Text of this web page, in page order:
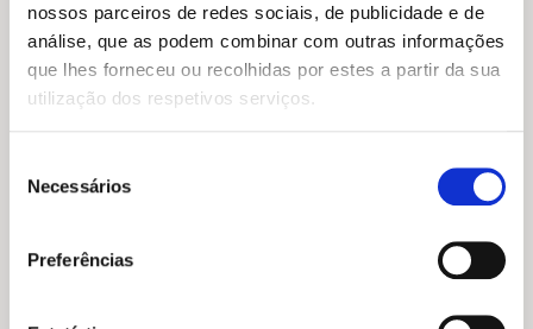
nossos parceiros de redes sociais, de publicidade e de
análise, que as podem combinar com outras informações
que lhes forneceu ou recolhidas por estes a partir da sua
utilização dos respetivos serviços.
Necessários
Preferências
23,95€O
preço
original
era:
21,56€O
preço
atual
é:
Sombras Imortais (Edição
Limitada)
Tigest Girma
25,45€ O
preço
original
22,91€O
preço
atual
Silvercloak: Segredos de
Sangue e Prata (Edição